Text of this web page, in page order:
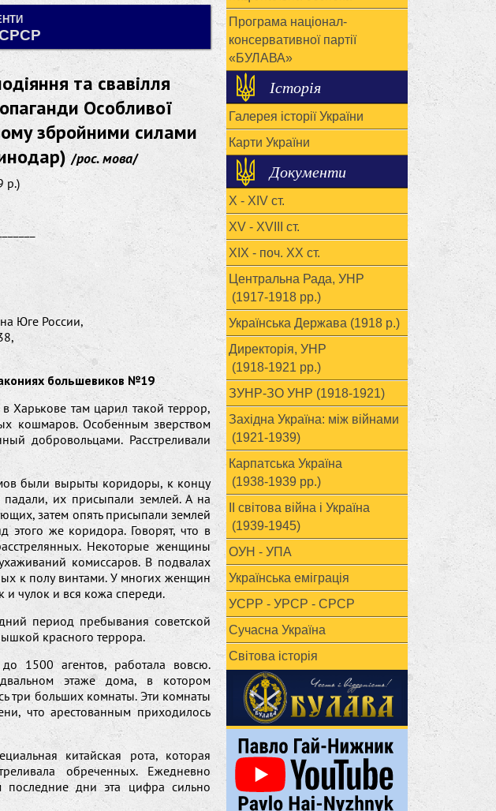
та свавілля
Особливої
збройними силами
/рос. мова/
р.)
Юге России,
большевиков №19
Харькове там царил такой террор,
кошмаров. Особенным зверством
добровольцами. Расстреливали
были вырыты коридоры, к концу
их присыпали землей. А на
затем опять присыпали землей
этого же коридора. Говорят, что в
Некоторые женщины
комиссаров. В подвалах
к полу винтами. У многих женщин
и чулок и вся кожа спереди.
период пребывания советской
красного террора.
1500 агентов, работала вовсю.
этаже дома, в котором
три больших комнаты. Эти комнаты
что арестованным приходилось
китайская рота, которая
обреченных. Ежедневно
последние дни эта цифра сильно
Програма націонал-
консервативної партії
«БУЛАВА»
Історія
Галерея історії України
Карти України
Документи
X - XIV ст.
XV - XVIII ст.
ХІХ - поч. ХХ ст.
Центральна Рада, УНР
(1917-1918 рр.)
Українська Держава (1918 р.)
Директорія, УНР
(1918-1921 рр.)
ЗУНР-ЗО УНР (1918-1921)
Західна Україна: між війнами
(1921-1939)
Карпатська Україна
(1938-1939 рр.)
ІІ світова війна і Україна
(1939-1945)
ОУН - УПА
Українська еміграція
УСРР - УРСР - СРСР
Сучасна Україна
Світова історія